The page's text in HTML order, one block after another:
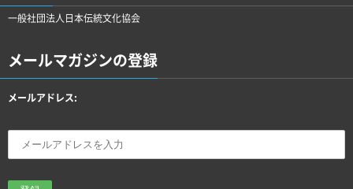
一般社団法人日本伝統文化協会
メールマガジンの登録
メールアドレス: